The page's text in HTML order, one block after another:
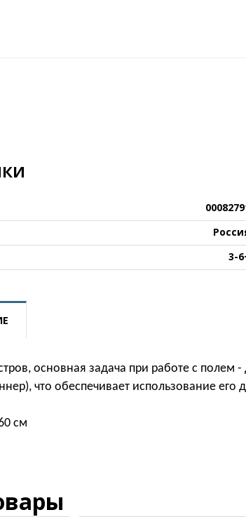
3-
основная задача при работе с
что обеспечивает использование его
см